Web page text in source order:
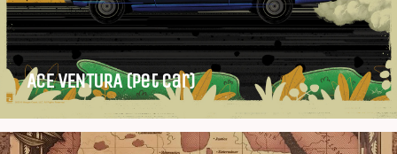
ACE VENTURA (pet car)